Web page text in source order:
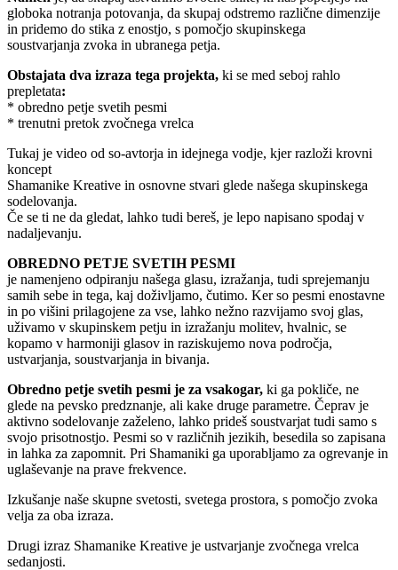
globoka notranja potovanja, da skupaj odstremo različne dimenzije
in pridemo do stika z enostjo, s pomočjo skupinskega
soustvarjanja zvoka in ubranega petja.
Obstajata dva izraza tega projekta, ki se med seboj rahlo
prepletata:
* obredno petje svetih pesmi
* trenutni pretok zvočnega vrelca
Tukaj je video od so-avtorja in idejnega vodje, kjer razloži krovni
koncept
Shamanike Kreative in osnovne stvari glede našega skupinskega
sodelovanja.
Če se ti ne da gledat, lahko tudi bereš, je lepo napisano spodaj v
nadaljevanju.
OBREDNO PETJE SVETIH PESMI
je namenjeno odpiranju našega glasu, izražanja, tudi sprejemanju
samih sebe in tega, kaj doživljamo, čutimo. Ker so pesmi enostavne
in po višini prilagojene za vse, lahko nežno razvijamo svoj glas,
uživamo v skupinskem petju in izražanju molitev, hvalnic, se
kopamo v harmoniji glasov in raziskujemo nova področja,
ustvarjanja, soustvarjanja in bivanja.
Obredno petje svetih pesmi je za vsakogar, ki ga pokliče, ne
glede na pevsko predznanje, ali kake druge parametre. Čeprav je
aktivno sodelovanje zaželeno, lahko prideš soustvarjat tudi samo s
svojo prisotnostjo. Pesmi so v različnih jezikih, besedila so zapisana
in lahka za zapomnit. Pri Shamaniki ga uporabljamo za ogrevanje in
uglaševanje na prave frekvence.
Izkušanje naše skupne svetosti, svetega prostora, s pomočjo zvoka
velja za oba izraza.
Drugi izraz Shamanike Kreative je ustvarjanje zvočnega vrelca
sedanjosti.